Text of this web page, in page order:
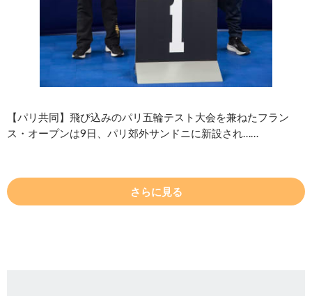
【パリ共同】飛び込みのパリ五輪テスト大会を兼ねたフラン
ス・オープンは9日、パリ郊外サンドニに新設され……
さらに見る